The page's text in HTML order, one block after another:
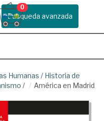
Busqueda avanzada
0
Humanas / Historia de
/ América en Madrid